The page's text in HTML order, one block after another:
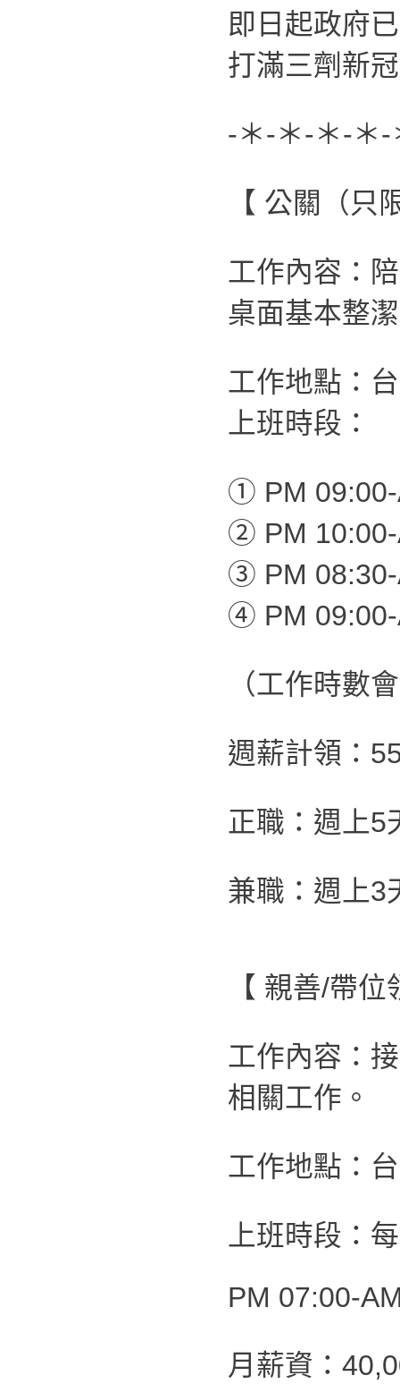
即日起政府
打滿三劑新
-＊-＊-＊-＊
【 公關（只
工作內容：
桌面基本整
工作地點：
上班時段：
① PM
② PM
③ PM
④ PM
（工作時數
週薪計領：
正職：週上5
兼職：週上3
【 親善/帶
工作內容：
相關工作。
工作地點：
上班時段：
PM 07:00-
月薪資：